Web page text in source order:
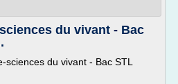
du vivant - Bac
sciences du vivant - Bac STL